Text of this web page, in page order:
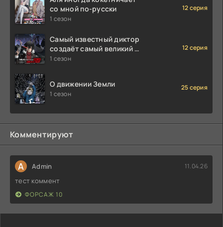
со мной по-русски
1 сезон
12 серия
Самый известный диктор
создаёт самый великий в
мире клан
1 сезон
12 серия
О движении Земли
1 сезон
25 серия
Комментируют
A Admin 11.04.26
тест коммент
ФОРСАЖ 10